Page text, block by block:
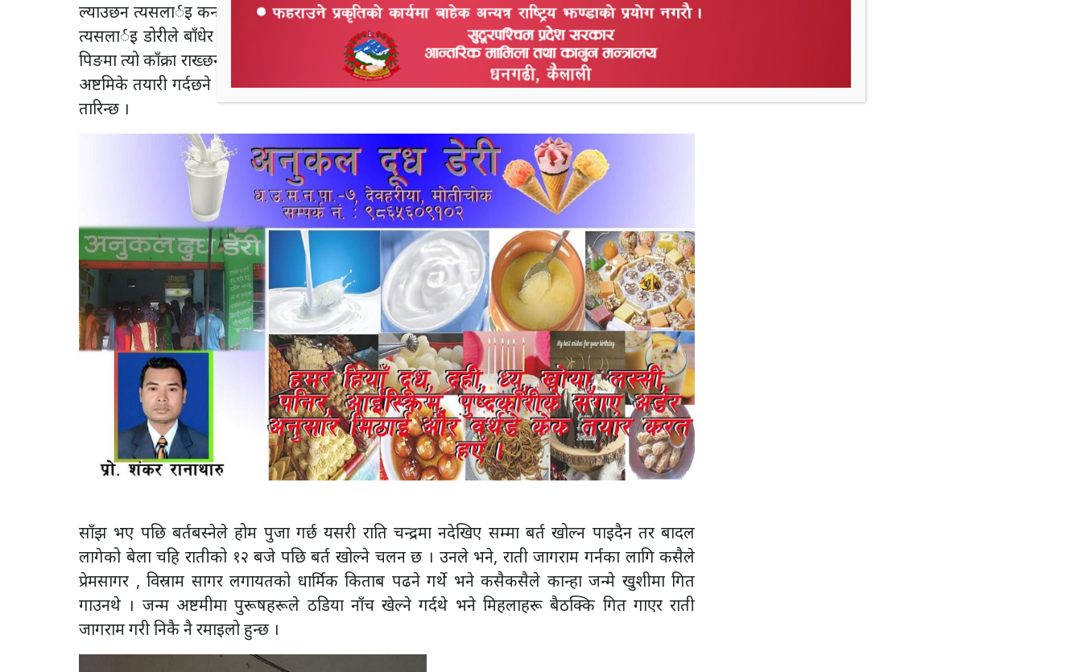
ल्याउछन त्यसलार्इ कन्हा मानेर राम्रो संग राख्छन । साँभ भए पछि काठको पिङ बरीपरी काठकै बार बनायर
त्यसलार्इ डोरीले बाँधेर राख्छन र त्यसको माथि पहिलो बस्त्रले बेरेर त्यसको मुनी पिङ हाल्ने गर्दछन । त्यसै
पिङमा त्यो काँक्रा राख्छन भने यसको वरीपरीको भित्तामा विभिन्न जनाबारको चित्र बना इन्छ ।दिनभरी सबैजना
अष्टमिके तयारी गर्दछने , अष्टमीको खास प्रसाद भनेको खजुरीया तिन कुने बनाइन्छ र पछि त्यसलार्इ तेलमा
तारिन्छ ।
साँझ भए पछि बर्तबस्नेले होम पुजा गर्छ यसरी राति चन्द्रमा नदेखिए सम्मा बर्त खोल्न पाइदैन तर बादल
लागेको बेला चहि रातीको १२ बजे पछि बर्त खोल्ने चलन छ । उनले भने, राती जागराम गर्नका लागि कसैले
प्रेमसागर , विस्राम सागर लगायतको धार्मिक किताब पढने गर्थे भने कसैकसैले कान्हा जन्मे खुशीमा गित
गाउनथे । जन्म अष्टमीमा पुरूषहरूले ठडिया नाँच खेल्ने गर्दथे भने मिहलाहरू बैठक्कि गित गाएर राती
जागराम गरी निकै नै रमाइलो हुन्छ ।